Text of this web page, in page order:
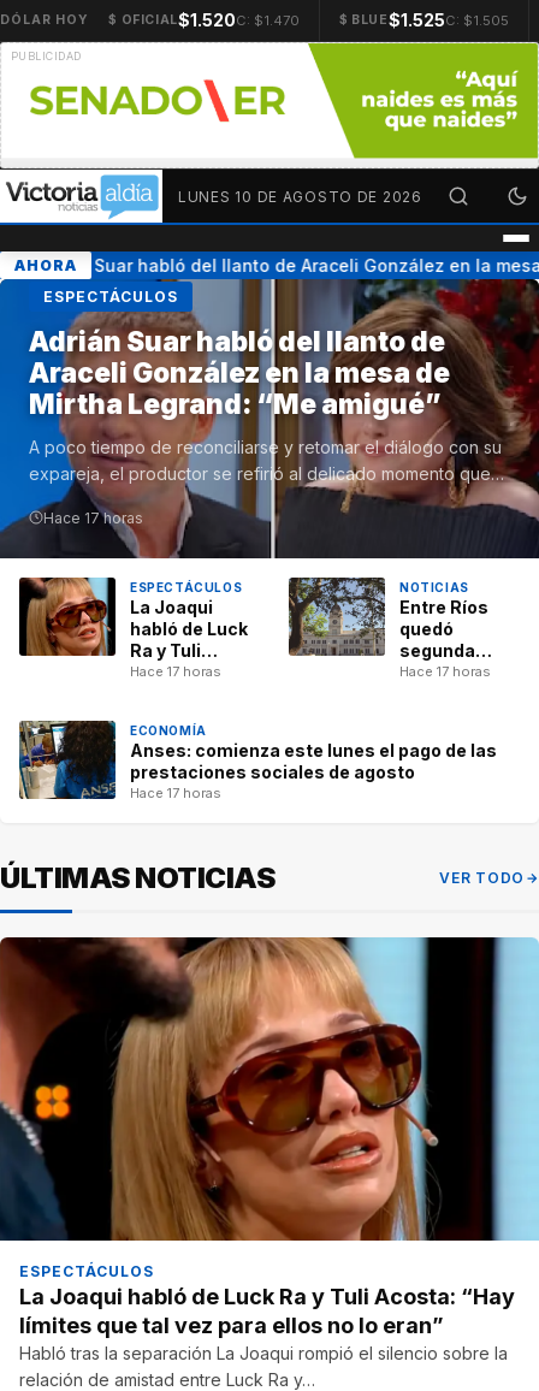
DÓLAR HOY $ OFICIAL$1.520C: $1.470 $ BLUE$1.525C: $1.505
LUNES 10 DE AGOSTO DE 2026
AHORA
Adrián Suar habló del llanto de Araceli González en la mesa
ESPECTÁCULOS
Adrián Suar habló del llanto de
Araceli González en la mesa de
Mirtha Legrand: “Me amigué”
A poco tiempo de reconciliarse y retomar el diálogo con su
expareja, el productor se refirió al delicado momento que…
Hace 17 horas
ESPECTÁCULOS
La Joaqui
habló de Luck
Ra y Tuli
Acosta: “Hay
ellos no lo
eran”
Hace 17 horas
NOTICIAS
Entre Ríos
quedó
segunda
entre las
presupuestaria
Hace 17 horas
ECONOMÍA
Anses: comienza este lunes el pago de las
prestaciones sociales de agosto
Hace 17 horas
ÚLTIMAS NOTICIAS VER TODO
ESPECTÁCULOS
La Joaqui habló de Luck Ra y Tuli Acosta: “Hay
límites que tal vez para ellos no lo eran”
Habló tras la separación La Joaqui rompió el silencio sobre la
relación de amistad entre Luck Ra y…